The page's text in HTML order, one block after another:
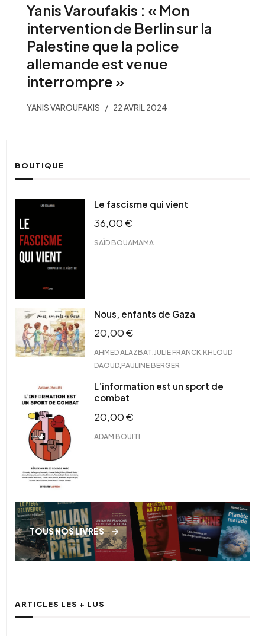
Yanis Varoufakis : « Mon
intervention de Berlin sur la
Palestine que la police
allemande est venue
interrompre »
YANIS VAROUFAKIS 22 AVRIL 2024
BOUTIQUE
Le fascisme qui vient
36,00€
SAÏD BOUAMAMA
Nous, enfants de Gaza
20,00€
AHMED ALAZBAT JULIE FRANCK KHLOUD
DAOUD PAULINE BERGER
L’information est un sport de
combat
20,00€
ADAM BOUITI
TOUS NOS LIVRES
ARTICLES LES + LUS